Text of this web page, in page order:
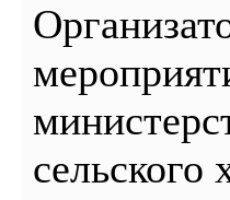
сельского